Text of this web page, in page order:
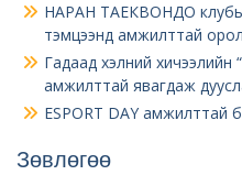
НАРАН ТАЕКВОНДО
тэмцээнд амжилттай
Гадаад хэлний хичээлийн
амжилттай явагдаж
ESPORT DAY амжилттай
Зөвлөгөө